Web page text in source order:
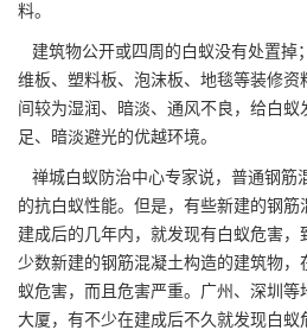
料。
建筑物公开或四周的白蚁没有处置掉
维板、塑料板、泡沫板、地毯等装修资
间较为湿润、暗淡、通风不良，给白蚁
足、暗淡避光的优越环境。
禅城白蚁防治中心专家说，普通钢筋
的抗白蚁性能。但是，有些新建的钢
建成后的几年内，就发现有白蚁危害，
少数新建的钢筋混凝土构造的建筑物，
蚁危害，而且危害严重。广州、深圳
大厦，有不少在建成后不久就发现白蚁